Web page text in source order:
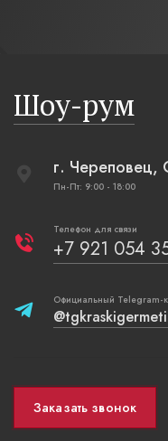
Шоу-рум
г. Череповец,
Пн-Пт: 9:00 - 18:00
Телефон для связи
+7 921 054
Официальный Telegram-
Заказать звонок